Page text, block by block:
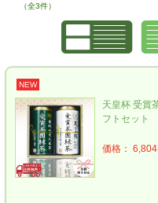
（全3件）
NEW
天皇杯 受賞
フトセッ
価格：